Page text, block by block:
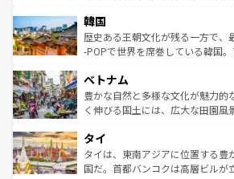
ワイを、存分に味わってほしい。 なお、新着のハワイ情報
はコンテンツ一覧を参照してほし
いる。アクティビティも充実して
ビング、ハイキングなど、アウト
い。オーストラリアの多彩な魅力
参照してほしい。
ン）、静ひつな山岳地帯である台
と山間の静けさが共存しており、
驚きをもたらしてくれる。また、
容にもいいと評判のスイーツなど
が味わえる。 なお、新着の台湾
照してほしい。
韓国
歴史ある王朝文化が残る一方で、
-POPで世界を席巻している韓国
き、地方に足を延ばせば四季折々
できる。そして、キムチや焼肉、
まで、さまざまな韓国料理が待っ
リティに包まれながら、韓国の多
わってみてほしい。 な
覧を参照してほしい。
ベトナム
豊かな自然と多様な文化が魅力的
く伸びる国土には、広大な田園風
急速な発展と共に伝統が息づく。
ーチミン市のフランス統治時代の
醸し出している。また、バラエテ
タイ
タイは、東南アジアに位置する豊
国だ。首都バンコクは高層ビルが